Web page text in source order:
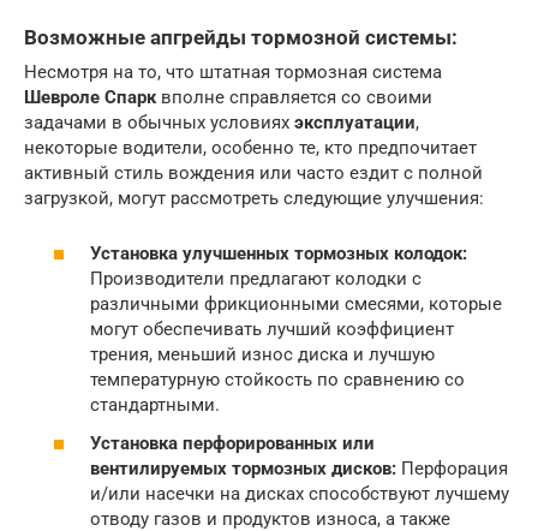
Возможные апгрейды тормозной системы:
Несмотря на то, что штатная тормозная система
Шевроле Спарк вполне справляется со своими
задачами в обычных условиях эксплуатации,
некоторые водители, особенно те, кто предпочитает
активный стиль вождения или часто ездит с полной
загрузкой, могут рассмотреть следующие улучшения:
Установка улучшенных тормозных колодок:
Производители предлагают колодки с
различными фрикционными смесями, которые
могут обеспечивать лучший коэффициент
трения, меньший износ диска и лучшую
температурную стойкость по сравнению со
стандартными.
Установка перфорированных или
вентилируемых тормозных дисков: Перфорация
и/или насечки на дисках способствуют лучшему
отводу газов и продуктов износа, а также